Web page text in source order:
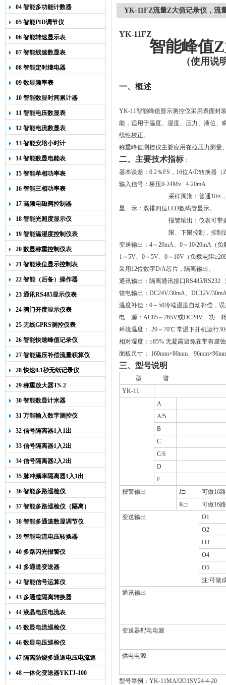
04 智能多功能计数器
05 智能PID调节仪
06 智能转速显示表
07 智能线速数显表
08 智能定时继电器
09 数显频率表
10 智能数显时间累计器
11 智能电压数显表
12 智能电流数显表
13 智能安培小时计
14 智能数显电能表
15 智能单相功率表
16 智能三相功率表
17 高频电磁阀控制器
18 智能光照度显示仪
19 智能温湿度控制仪表
20 数显称重控制仪表
21 智能液位显示控制表
22 智能（后备）操作器
23 通讯RS485显示仪表
24 阀门开度显示仪表
25 无线GPRS测控仪表
26 智能快速峰值记录仪
27 智能温压补偿流量积算仪
28 快速0.1秒无纸记录仪
29 称重放大器TS-2
30 智能数显计米器
31 万能输入数字测控仪
32 信号隔离器1入1出
33 信号隔离器1入2出
34 信号隔离器2入2出
35 脉冲频率隔离器1入1出
36 智能多路巡检仪
37 智能多路巡检仪（隔离）
38 智能多通道数显调节仪
39 智能电流电压转换器
40 多路闪光报警仪
41 多通道变送器
42 智能信号运算仪
43 多通道隔离转换器
44 液晶电压电流表
45 数显电流巡检仪
46 数显电压巡检仪
47 隔离防烧多通道电压电流巡
检仪
48 一体化变送器YKTJ-100
YK-11FZ流量Z大值记录仪，流
YK-11FZ
智能峰值
（使用说
一、概述
YK-11智能峰值显示测控仪采用表面封
能，适用于温度、湿度、压力、液位、
线性校正。
称重峰值测控仪主要应用在拉压力测量
二、主要技术指标：
基本误差： 0.2％FS ， 16位A/D转换器（
输入信号：桥压0-24Mv 4-20mA
采样周期： 普通10/s
显 示：双排四位LED数码管显示。
报警输出：仪表可带
限、下限控制，控制
变送输出：4～20mA、0～10/20mA（
1～5V、0～5V、0～10V（负载电阻
采用 12位数字D/A芯片，隔离输出。
通讯输出：隔离通讯接口RS485/RS232
馈电输出：DC24V/30mA、DC12V/
温度补偿：0～50冷端温度自动补偿，
电 源：AC85～265V或DC24V 功
环境温度： -20～70℃ 常温下开机运行30
相对湿度：≤85% 无凝露避免在带有腐
面板尺寸： 160mm×80mm、
三、型号说明
型
谱
YK-11
A
A/S
B
C
C/S
D
F
报警输出
J□ 可做16
K□ 可做16
变送输出
O1
O2
O3
O4
O5
注:可做
通讯输出
变送器配电电源
供电电源
型号举例：YK-11MAJ2O1SV24-4-20